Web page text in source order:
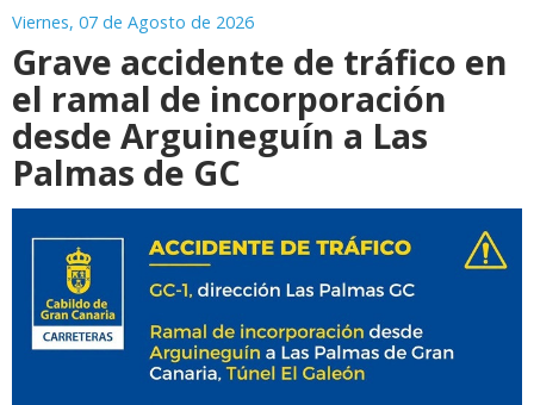
Viernes, 07 de Agosto de 2026
Grave accidente de tráfico en
el ramal de incorporación
desde Arguineguín a Las
Palmas de GC